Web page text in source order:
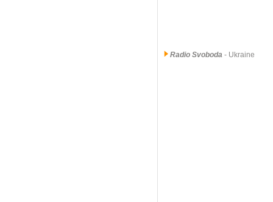
Radio Svoboda - Ukraine